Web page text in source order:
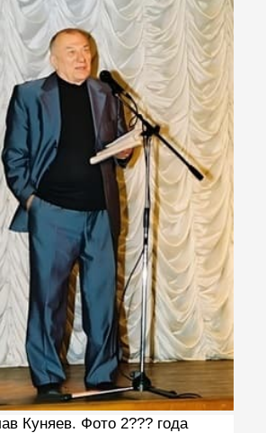
Куняев. Фото 2??? года